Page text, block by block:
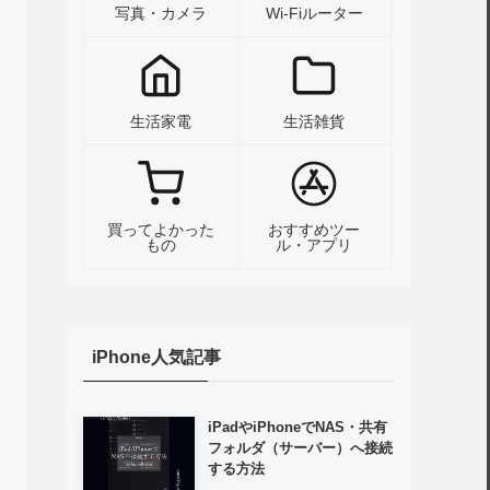
写真・カメラ Wi-Fiルーター
生活家電 生活雑貨
買ってよかった
もの
おすすめツー
ル・アプリ
iPhone人気記事
iPadやiPhoneでNAS・共有
フォルダ（サーバー）へ接続
する方法